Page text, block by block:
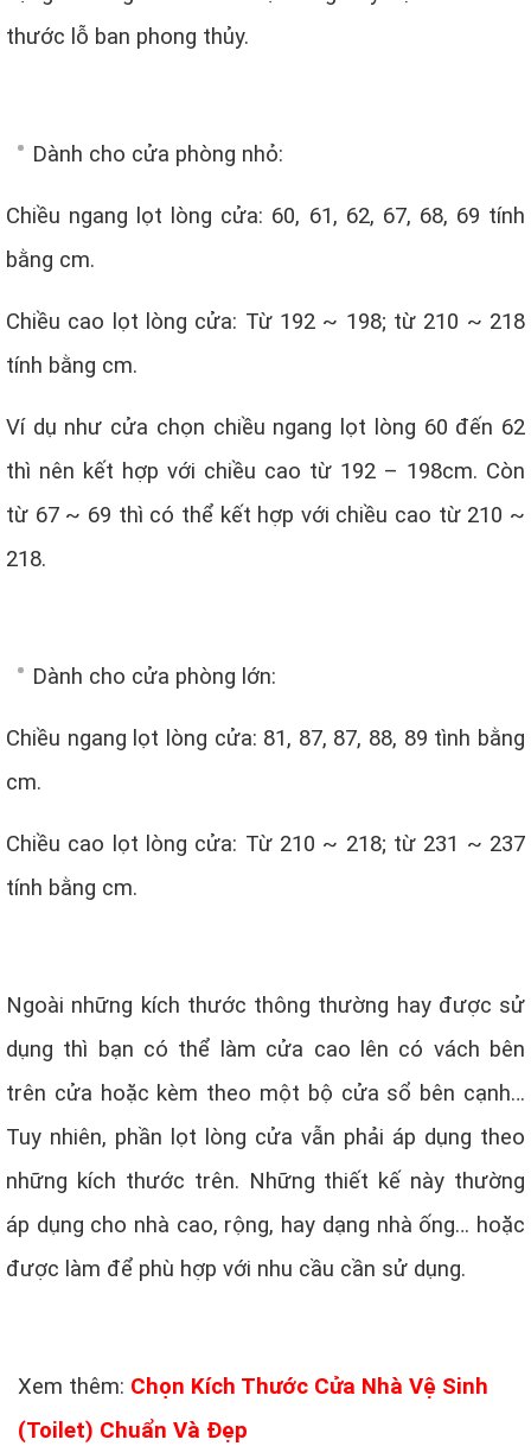
thước lỗ ban phong thủy.
Dành cho cửa phòng nhỏ:
Chiều ngang lọt lòng cửa: 60, 61, 62, 67, 68, 69 tính
bằng cm.
Chiều cao lọt lòng cửa: Từ 192 ~ 198; từ 210 ~ 218
tính bằng cm.
Ví dụ như cửa chọn chiều ngang lọt lòng 60 đến 62
thì nên kết hợp với chiều cao từ 192 – 198cm. Còn
từ 67 ~ 69 thì có thể kết hợp với chiều cao từ 210 ~
218.
Dành cho cửa phòng lớn:
Chiều ngang lọt lòng cửa: 81, 87, 87, 88, 89 tình bằng
cm.
Chiều cao lọt lòng cửa: Từ 210 ~ 218; từ 231 ~ 237
tính bằng cm.
Ngoài những kích thước thông thường hay được sử
dụng thì bạn có thể làm cửa cao lên có vách bên
trên cửa hoặc kèm theo một bộ cửa sổ bên cạnh…
Tuy nhiên, phần lọt lòng cửa vẫn phải áp dụng theo
những kích thước trên. Những thiết kế này thường
áp dụng cho nhà cao, rộng, hay dạng nhà ống… hoặc
được làm để phù hợp với nhu cầu cần sử dụng.
Xem thêm: Chọn Kích Thước Cửa Nhà Vệ Sinh
(Toilet) Chuẩn Và Đẹp